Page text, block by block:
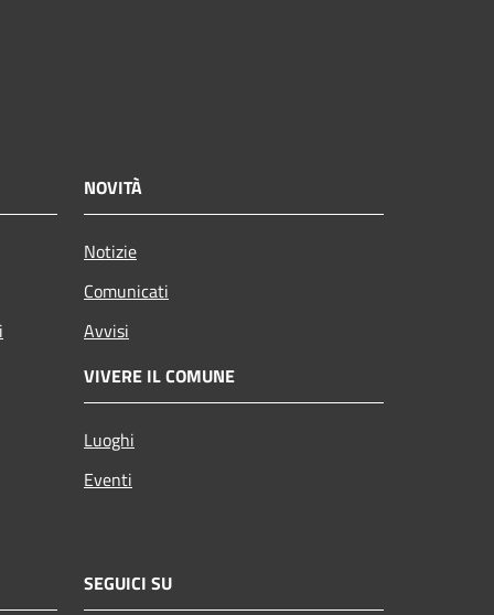
NOVITÀ
Notizie
Comunicati
Avvisi
VIVERE IL COMUNE
Luoghi
Eventi
SEGUICI SU